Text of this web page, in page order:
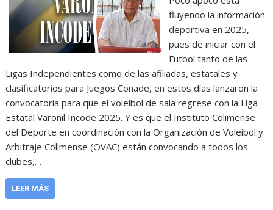
fluyendo la información
deportiva en 2025,
pues de iniciar con el
Futbol tanto de las
Ligas Independientes como de las afiliadas, estatales y
clasificatorios para Juegos Conade, en estos días lanzaron la
convocatoria para que el voleibol de sala regrese con la Liga
Estatal Varonil Incode 2025. Y es que el Instituto Colimense
del Deporte en coordinación con la Organización de Voleibol y
Arbitraje Colimense (OVAC) están convocando a todos los
clubes,…
LEER MÁS